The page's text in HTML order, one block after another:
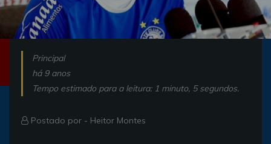
Principal
há 9 anos
Tempo estimado para a leitura: 1 minuto, 5 segundos.
Postado por - Heitor Montes